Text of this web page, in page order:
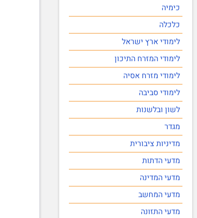
כימיה
כלכלה
לימודי ארץ ישראל
לימודי המזרח התיכון
לימודי מזרח אסיה
לימודי סביבה
לשון ובלשנות
מגדר
מדיניות ציבורית
מדעי הדתות
מדעי המדינה
מדעי המחשב
מדעי התזונה